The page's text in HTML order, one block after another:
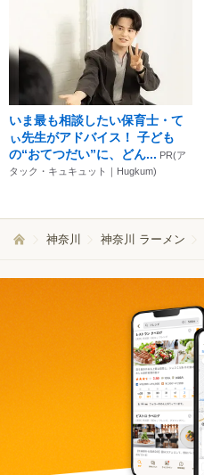
いま最も相談したい保育士・て
ぃ先生がアドバイス！ 子ども
の“おてつだい”に、どん... PR(ア
タック・キュキュット｜Hugkum)
神奈川 神奈川 ラーメン